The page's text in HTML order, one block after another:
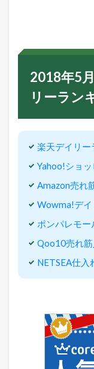
2018年5
リーラン
楽天デイリー
Yahoo!ショ
Amazon売れ
Wowma!デイ
ポンパレモ
Qoo10売れ
NETSEA仕入